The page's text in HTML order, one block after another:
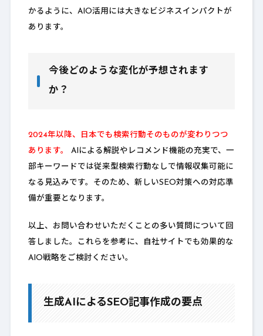
かるように、AIO活用には大きなビジネスインパクトが
あります。
今後どのような変化が予想されます
か？
2024年以降、日本でも検索行動そのものが変わりつつ
あります。 AIによる解説やレコメンド機能の充実で、一
部キーワードでは従来型検索行動なしで情報収集可能に
なる見込みです。そのため、新しいSEO対策への対応準
備が重要となります。
以上、お問い合わせいただくことの多い質問について回
答しました。これらを参考に、自社サイトでも効果的な
AIO戦略をご検討ください。
生成AIによるSEO記事作成の要点